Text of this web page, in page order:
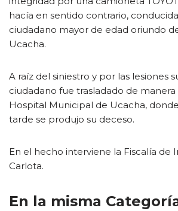
hacía en sentido contrario,
ciudadano mayor de edad oriundo
Ucacha.
A raíz del siniestro y por las lesiones
ciudadano fue trasladado de
Hospital Municipal de Ucacha,
tarde se produjo su deceso.
En el hecho interviene la Fiscalía de
Carlota.
En la misma